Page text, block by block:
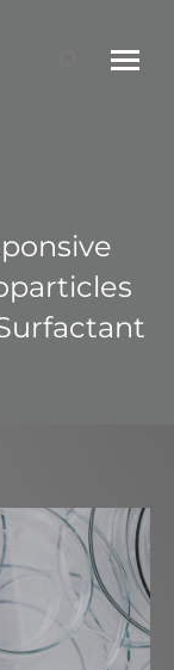
Search: